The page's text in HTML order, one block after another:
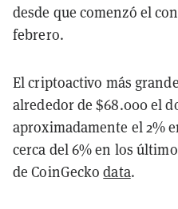
desde que comenzó el
febrero.
El criptoactivo más
alrededor de $68.000 el
aproximadamente el 2%
cerca del 6% en los
de CoinGeckodata.